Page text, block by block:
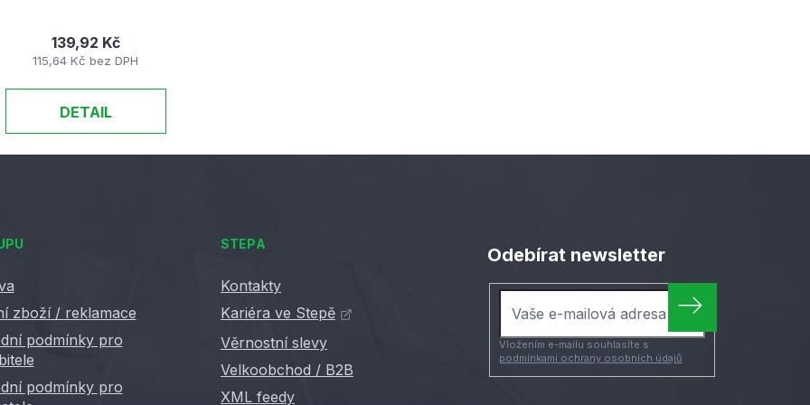
115,64 Kč bez DPH
139,92 Kč
DETAIL
zboží / reklamace
podmínky pro
podmínky pro
STEPA
Kontakty
Kariéra ve Stepě
Věrnostní slevy
Velkoobchod / B2B
XML feedy
Odebírat newsletter
Vložením e-mailu souhlasíte s
podmínkami ochrany osobních údajů